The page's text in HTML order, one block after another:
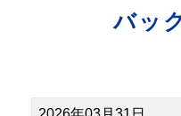
バッ